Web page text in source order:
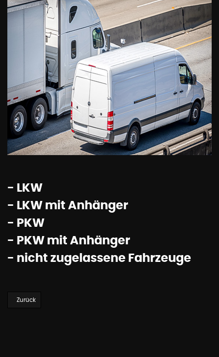
- LKW
- LKW mit Anhänger
- PKW
- PKW mit Anhänger
- nicht zugelassene Fahrzeuge
Vorheriger Beitrag: Hoch,- Tief- und Freileitungsbau
Zurück